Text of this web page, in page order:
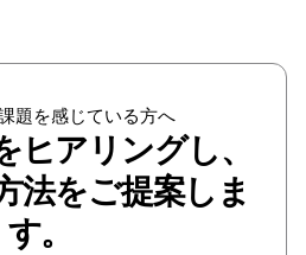
題を感じている方へ
ヒアリングし、
法をご提案しま
す。